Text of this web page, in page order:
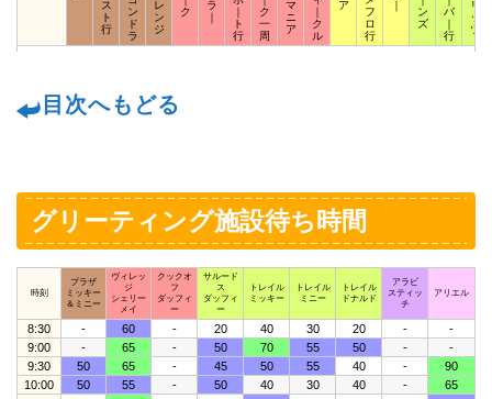
ス
ト
行
ン
ド
ラ
レ
ン
ジ
ク
ラ
｜
｜
ト
行
ク
一
周
マ
ニ
ア
｜
ク
ル
ア
フ
ロ
行
｜
ン
ズ
バ
｜
行
リ
ッ
ツ
目次へもどる
グリーティング施設待ち時間
時刻
プラザ
ミッキー
＆ミニー
ヴィレッ
ジ
シェリー
メイ
クックオ
フ
ダッフィ
ー
サルード
ス
ダッフィ
ー
トレイル
ミッキー
トレイル
ミニー
トレイル
ドナルド
アラビ
スティッ
チ
アリエル
8:30 - 60 - 20 40 30 20 -
-
9:00
- 65 - 50 70 55 50 -
-
9:30
50 65 - 45 50 55 40 -
90
10:00
50 55 - 50 40 30 40 -
65